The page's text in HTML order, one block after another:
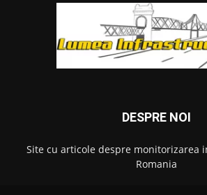
DESPRE NOI
Site cu articole despre monitorizarea
Romania